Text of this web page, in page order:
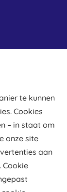
te kunnen
Cookies
– in staat om
onze site
aan
Cookie